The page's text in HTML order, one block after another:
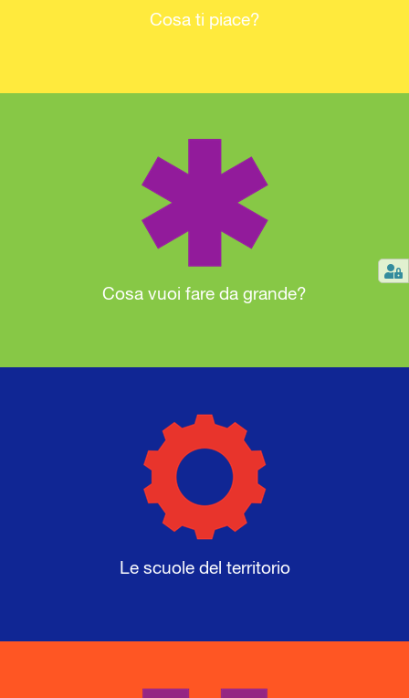
Cosa ti piace?
Cosa vuoi fare da grande?
Le scuole del territorio